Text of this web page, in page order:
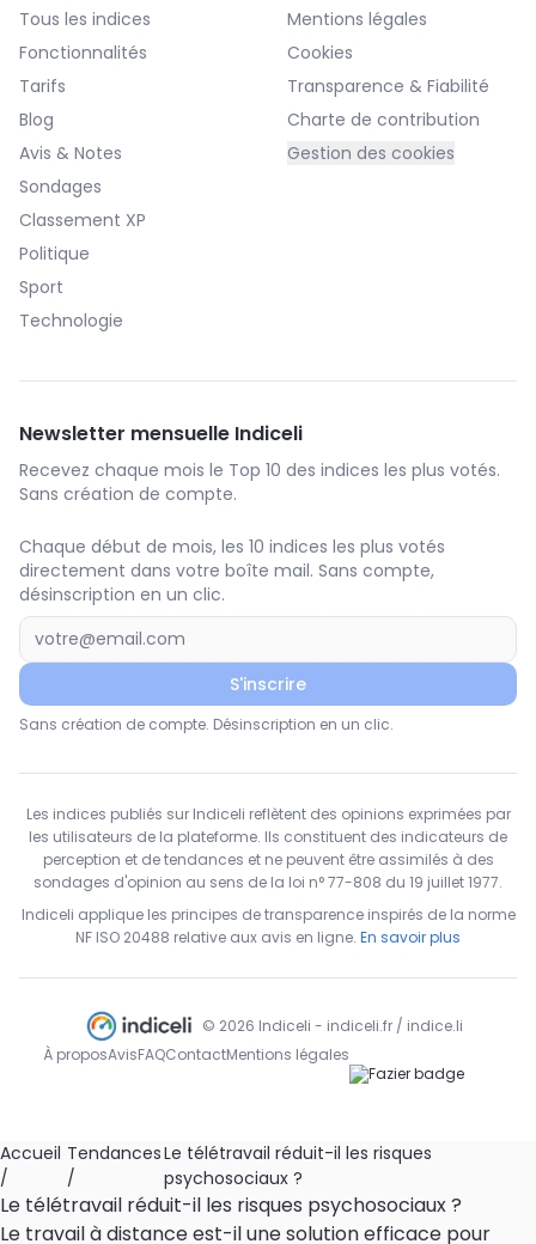
Tous les indices
Fonctionnalités
Tarifs
Blog
Avis & Notes
Sondages
Classement XP
Politique
Sport
Technologie
Mentions légales
Cookies
Transparence & Fiabilité
Charte de contribution
Gestion des cookies
Newsletter mensuelle Indiceli
Recevez chaque mois le Top 10 des indices les plus votés.
Sans création de compte.
Chaque début de mois, les 10 indices les plus votés
directement dans votre boîte mail. Sans compte,
désinscription en un clic.
S'inscrire
Sans création de compte. Désinscription en un clic.
Les indices publiés sur Indiceli reflètent des opinions exprimées par
les utilisateurs de la plateforme. Ils constituent des indicateurs de
perception et de tendances et ne peuvent être assimilés à des
sondages d'opinion au sens de la loi n° 77-808 du 19 juillet 1977.
Indiceli applique les principes de transparence inspirés de la norme
NF ISO 20488 relative aux avis en ligne. En savoir plus
© 2026 Indiceli - indiceli.fr / indice.li
À proposAvisFAQContactMentions légales
Accueil
/
Tendances
/
Le télétravail réduit-il les risques
psychosociaux ?
Le télétravail réduit-il les risques psychosociaux ?
Le travail à distance est-il une solution efficace pour